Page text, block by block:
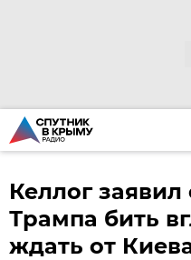
Келлог
Трампа бить
ждать от